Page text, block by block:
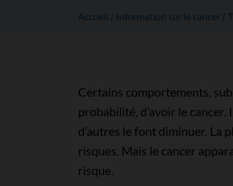
Accueil Information sur le cancer
Certains comportements,
probabilité, d’avoir le
d’autres le font diminuer. La
risques. Mais le cancer
risque.